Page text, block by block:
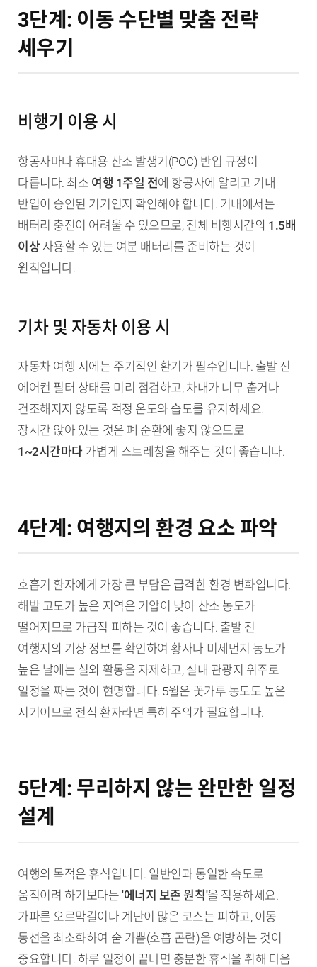
3단계: 이동 수단별 맞춤 전략
세우기
비행기 이용 시
항공사마다 휴대용 산소 발생기(POC) 반입 규정이
다릅니다. 최소 여행 1주일 전에 항공사에 알리고 기내
반입이 승인된 기기인지 확인해야 합니다. 기내에서는
배터리 충전이 어려울 수 있으므로, 전체 비행시간의 1.5배
이상 사용할 수 있는 여분 배터리를 준비하는 것이
원칙입니다.
기차 및 자동차 이용 시
자동차 여행 시에는 주기적인 환기가 필수입니다. 출발 전
에어컨 필터 상태를 미리 점검하고, 차내가 너무 춥거나
건조해지지 않도록 적정 온도와 습도를 유지하세요.
장시간 앉아 있는 것은 폐 순환에 좋지 않으므로
1~2시간마다가볍게 스트레칭을 해주는 것이 좋습니다.
4단계: 여행지의 환경 요소 파악
호흡기 환자에게 가장 큰 부담은 급격한 환경 변화입니다.
해발 고도가 높은 지역은 기압이 낮아 산소 농도가
떨어지므로 가급적 피하는 것이 좋습니다. 출발 전
여행지의 기상 정보를 확인하여 황사나 미세먼지 농도가
높은 날에는 실외 활동을 자제하고, 실내 관광지 위주로
일정을 짜는 것이 현명합니다. 5월은 꽃가루 농도도 높은
시기이므로 천식 환자라면 특히 주의가 필요합니다.
5단계: 무리하지 않는 완만한 일정
설계
여행의 목적은 휴식입니다. 일반인과 동일한 속도로
움직이려 하기보다는'에너지 보존 원칙'을 적용하세요.
가파른 오르막길이나 계단이 많은 코스는 피하고, 이동
동선을 최소화하여 숨 가쁨(호흡 곤란)을 예방하는 것이
중요합니다. 하루 일정이 끝나면 충분한 휴식을 취해 다음